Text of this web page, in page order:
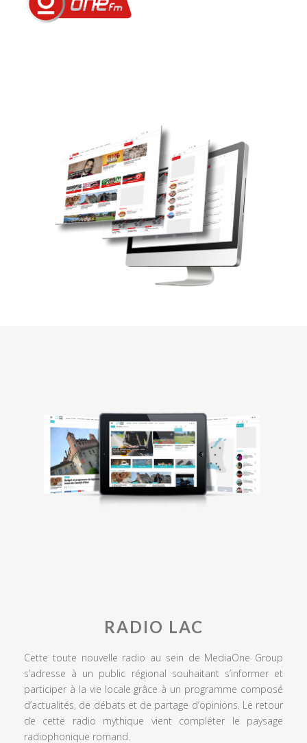
RADIO LAC
Cette toute nouvelle radio au sein de MediaOne Group
s’adresse à un public régional souhaitant s’informer et
participer à la vie locale grâce à un programme composé
d’actualités, de débats et de partage d’opinions. Le retour
de cette radio mythique vient compléter le paysage
radiophonique romand.